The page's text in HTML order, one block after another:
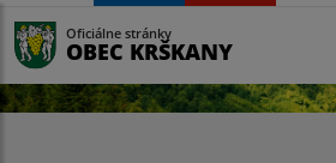
Oficiálne stránky
OBEC KRŠKANY